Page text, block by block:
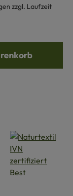
zzgl. Laufzeit